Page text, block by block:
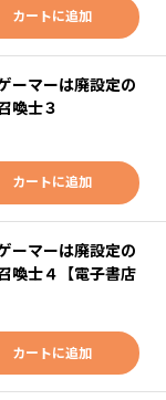
カートに追加
ーマーは廃設定の
喚士３
カートに追加
ーマーは廃設定の
喚士４【電子書店
カートに追加